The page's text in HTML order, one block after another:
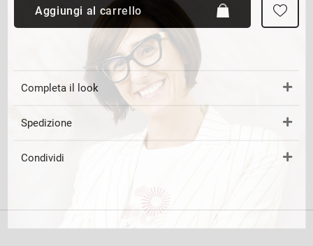
Aggiungi al carrello
Completa il look
Spedizione
Condividi